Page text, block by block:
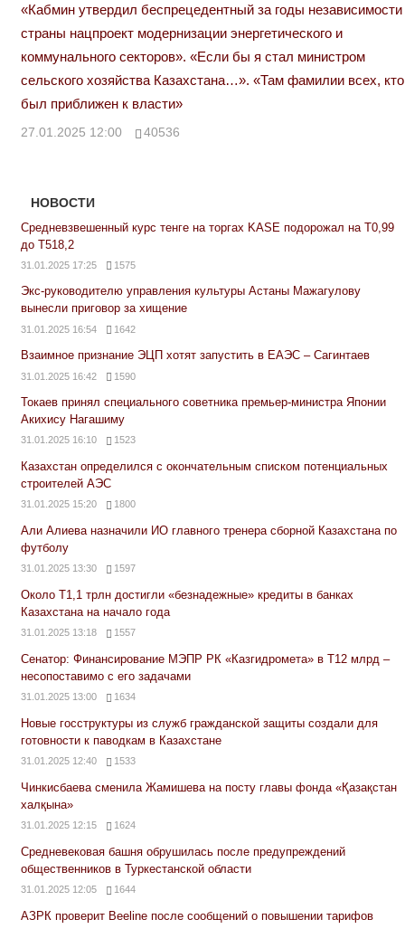
«Кабмин утвердил беспрецедентный за годы независимости
страны нацпроект модернизации энергетического и
коммунального секторов». «Если бы я стал министром
сельского хозяйства Казахстана…». «Там фамилии всех, кто
был приближен к власти»
27.01.2025 12:00 40536
НОВОСТИ
Средневзвешенный курс тенге на торгах KASE подорожал на Т0,99
до Т518,2
31.01.2025 17:25 1575
Экс-руководителю управления культуры Астаны Мажагулову
вынесли приговор за хищение
31.01.2025 16:54 1642
Взаимное признание ЭЦП хотят запустить в ЕАЭС – Сагинтаев
31.01.2025 16:42 1590
Токаев принял специального советника премьер-министра Японии
Акихису Нагашиму
31.01.2025 16:10 1523
Казахстан определился с окончательным списком потенциальных
строителей АЭС
31.01.2025 15:20 1800
Али Алиева назначили ИО главного тренера сборной Казахстана по
футболу
31.01.2025 13:30 1597
Около Т1,1 трлн достигли «безнадежные» кредиты в банках
Казахстана на начало года
31.01.2025 13:18 1557
Сенатор: Финансирование МЭПР РК «Казгидромета» в Т12 млрд –
несопоставимо с его задачами
31.01.2025 13:00 1634
Новые госструктуры из служб гражданской защиты создали для
готовности к паводкам в Казахстане
31.01.2025 12:40 1533
Чинкисбаева сменила Жамишева на посту главы фонда «Қазақстан
халқына»
31.01.2025 12:15 1624
Средневековая башня обрушилась после предупреждений
общественников в Туркестанской области
31.01.2025 12:05 1644
АЗРК проверит Beeline после сообщений о повышении тарифов